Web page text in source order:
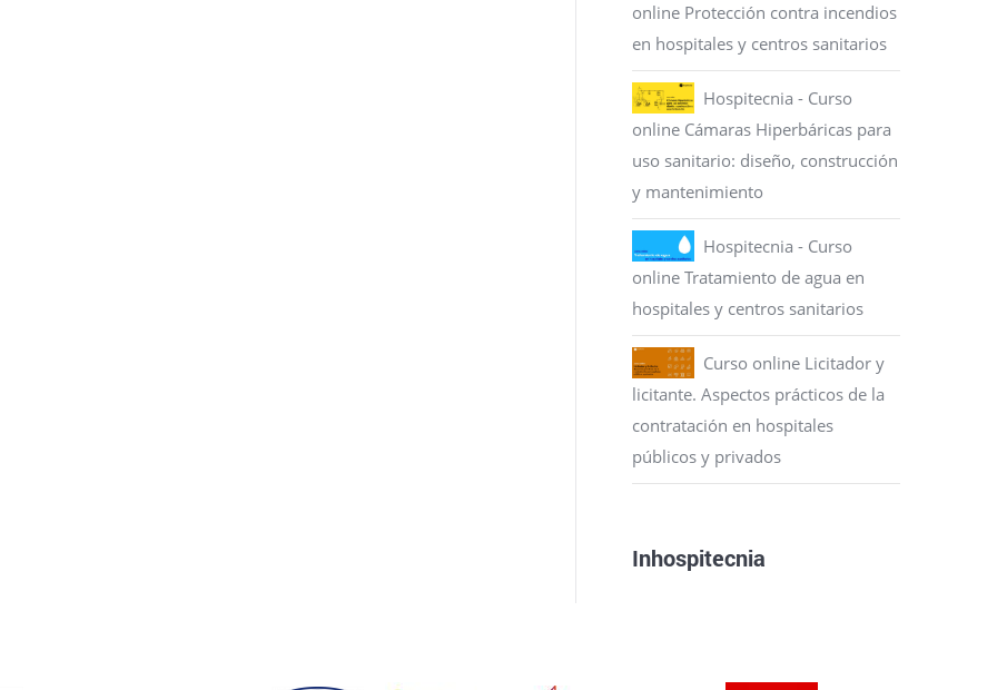
online Protección contra incendios
en hospitales y centros sanitarios
Hospitecnia - Curso
online Cámaras Hiperbáricas para
uso sanitario: diseño, construcción
y mantenimiento
Hospitecnia - Curso
online Tratamiento de agua en
hospitales y centros sanitarios
Curso online Licitador y
licitante. Aspectos prácticos de la
contratación en hospitales
públicos y privados
Inhospitecnia